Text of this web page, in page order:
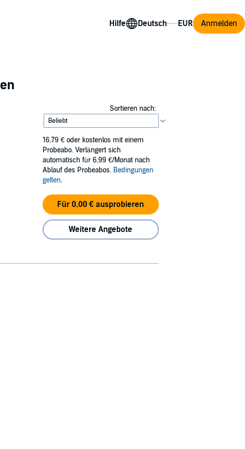
Hilfe Anmelden
Sortieren nach:
16,79 € oder kostenlos mit einem
Probeabo. Verlängert sich
automatisch für 6,99 €/Monat nach
Ablauf des Probeabos. Bedingungen
gelten.
Für 0,00 € ausprobieren
Weitere Angebote